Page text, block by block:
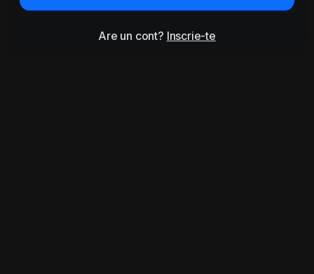
Are un cont? Inscrie-te